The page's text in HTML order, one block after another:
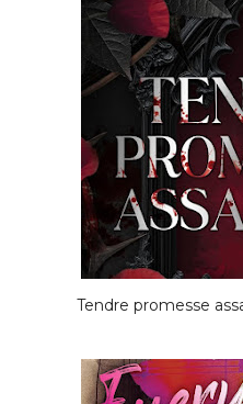
Tendre promesse